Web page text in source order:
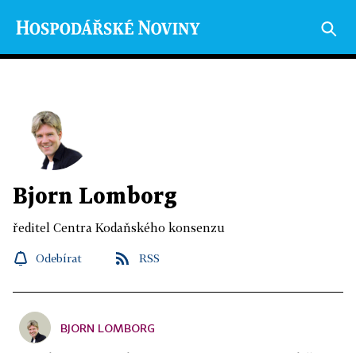
Bjorn Lomborg
ředitel Centra Kodaňského konsenzu
Odebírat RSS
BJORN LOMBORG